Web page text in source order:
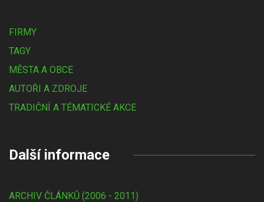
FIRMY
TAGY
MĚSTA A OBCE
AUTOŘI A ZDROJE
TRADIČNÍ A TÉMATICKÉ AKCE
Další informace
ARCHIV ČLÁNKŮ (2006 - 2011)